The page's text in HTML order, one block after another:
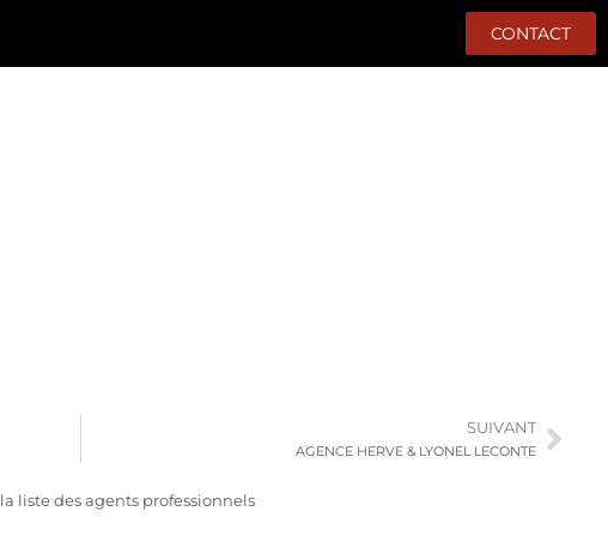
CONTACT
SUIVANT
AGENCE HERVE & LYONEL LECONTE
liste des agents professionnels